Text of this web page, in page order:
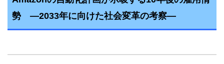
勢 ―2033年に向けた社会変革の考察―